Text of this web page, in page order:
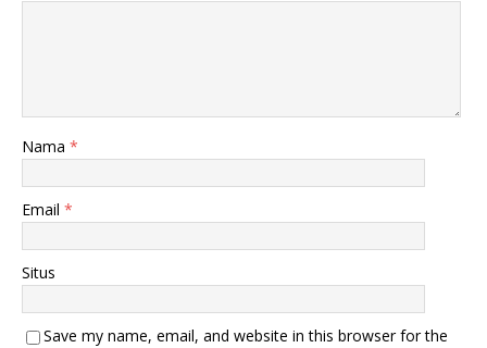
Nama *
Email *
Situs
Save my name, email, and website in this browser for the